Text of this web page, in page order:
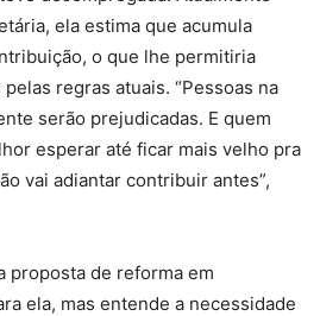
ela estima que acumula
o que lhe permitiria
regras atuais. “Pessoas na
serão prejudicadas. E quem
esperar até ficar mais velho pra
vai adiantar contribuir antes”,
proposta de reforma em
ela, mas entende a necessidade